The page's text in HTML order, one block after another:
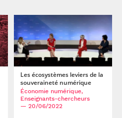
Les écosystèmes leviers de la
souveraineté numérique
Économie numérique,
Enseignants-chercheurs
— 20/06/2022